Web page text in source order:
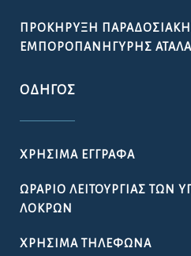
ΠΡΟΚΉΡΥΞΗ
ΕΜΠΟΡΟΠΑΝΉΓΥΡΗΣ
ΟΔΗΓΌΣ
ΧΡΉΣΙΜΑ ΈΓΓΡΑΦΑ
ΩΡΆΡΙΟ ΛΕΙΤΟΥΡΓΊΑΣ ΤΩΝ
ΛΟΚΡΏΝ
ΧΡΉΣΙΜΑ ΤΗΛΈΦΩΝΑ